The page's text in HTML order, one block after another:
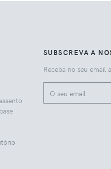
SUBSCREVA A
Receba no seu email